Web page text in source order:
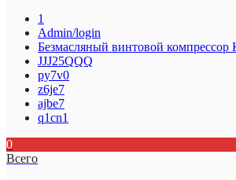
1
Admin/login
Безмасляный винтовой компрессор
JJJ25QQQ
py7v0
z6je7
ajbe7
q1cn1
0
Всего